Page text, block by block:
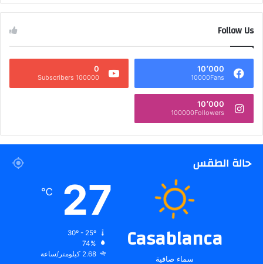
Follow Us
10٬000
10000Fans
0
100000 Subscribers
10٬000
100000Followers
حالة الطقس
Casablanca
سماء صافية
27
℃
74%
2.68 كيلومتر/ساعة